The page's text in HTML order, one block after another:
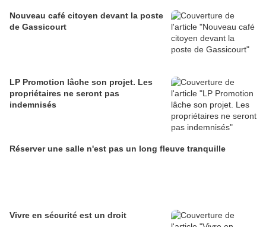
Nouveau café citoyen devant la poste
de Gassicourt
LP Promotion lâche son projet. Les
propriétaires ne seront pas
indemnisés
Réserver une salle n'est pas un long fleuve tranquille
Vivre en sécurité est un droit